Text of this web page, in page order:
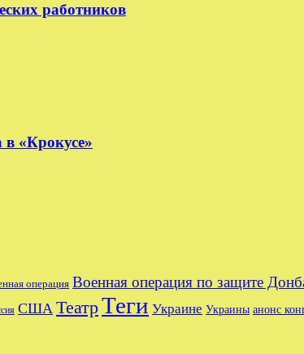
работников
«Крокусе»
операция Военная операция по защите
США ТеатрТеги Украине Украины анонс